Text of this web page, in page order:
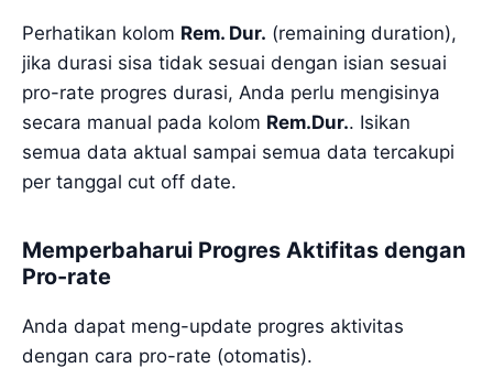
Perhatikan kolom Rem. Dur. (remaining duration),
jika durasi sisa tidak sesuai dengan isian sesuai
pro-rate progres durasi, Anda perlu mengisinya
secara manual pada kolom Rem.Dur.. Isikan
semua data aktual sampai semua data tercakupi
per tanggal cut off date.
Memperbaharui Progres Aktifitas dengan
Pro-rate
Anda dapat meng-update progres aktivitas
dengan cara pro-rate (otomatis).